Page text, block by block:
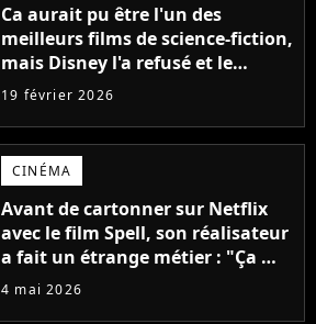
Ca aurait pu être l'un des
meilleurs films de science-fiction,
mais Disney l'a refusé et le
réalisateur n'en revient toujours
19 février 2026
CINÉMA
Avant de cartonner sur Netflix
avec le film Spell, son réalisateur
a fait un étrange métier : "Ça m'a
presque brisé"
4 mai 2026